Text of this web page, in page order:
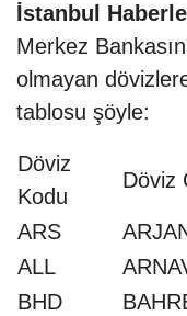
İstanbul
Merkez
olmayan
tablosu şöyle:
Döviz
Kodu
Döviz
ARS
ALL
BHD